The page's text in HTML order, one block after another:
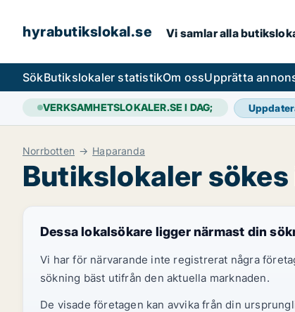
hyrabutikslokal.se Vi samlar alla
SökButikslokaler statistikOm ossUpprätta
VERKSAMHETSLOKALER.SE I DAG;
Norrbotten Haparanda
Butikslokaler sökes
Dessa lokalsökare ligger närmast din
Vi har för närvarande inte registrerat några
sökning bäst utifrån den aktuella marknaden.
De visade företagen kan avvika från din